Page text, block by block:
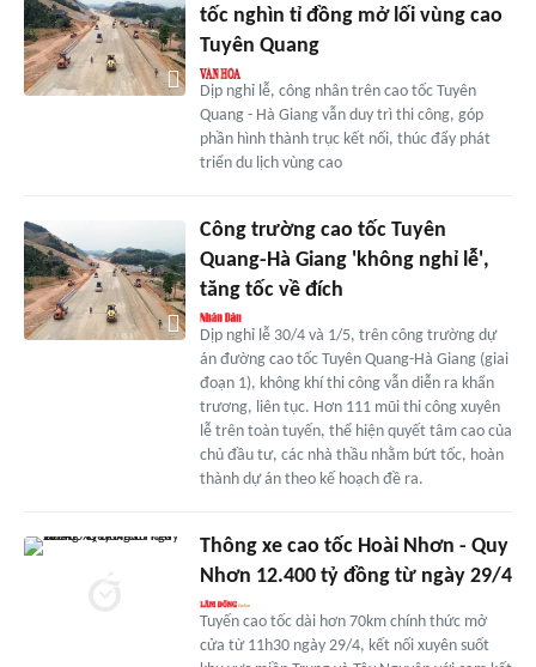
tốc nghìn tỉ đồng mở lối vùng cao
Tuyên Quang
Dịp nghỉ lễ, công nhân trên cao tốc Tuyên
Quang - Hà Giang vẫn duy trì thi công, góp
phần hình thành trục kết nối, thúc đẩy phát
triển du lịch vùng cao
Công trường cao tốc Tuyên
Quang-Hà Giang 'không nghỉ lễ',
tăng tốc về đích
Dịp nghỉ lễ 30/4 và 1/5, trên công trường dự
án đường cao tốc Tuyên Quang-Hà Giang (giai
đoạn 1), không khí thi công vẫn diễn ra khẩn
trương, liên tục. Hơn 111 mũi thi công xuyên
lễ trên toàn tuyến, thể hiện quyết tâm cao của
chủ đầu tư, các nhà thầu nhằm bứt tốc, hoàn
thành dự án theo kế hoạch đề ra.
Thông xe cao tốc Hoài Nhơn - Quy
Nhơn 12.400 tỷ đồng từ ngày 29/4
Tuyến cao tốc dài hơn 70km chính thức mở
cửa từ 11h30 ngày 29/4, kết nối xuyên suốt